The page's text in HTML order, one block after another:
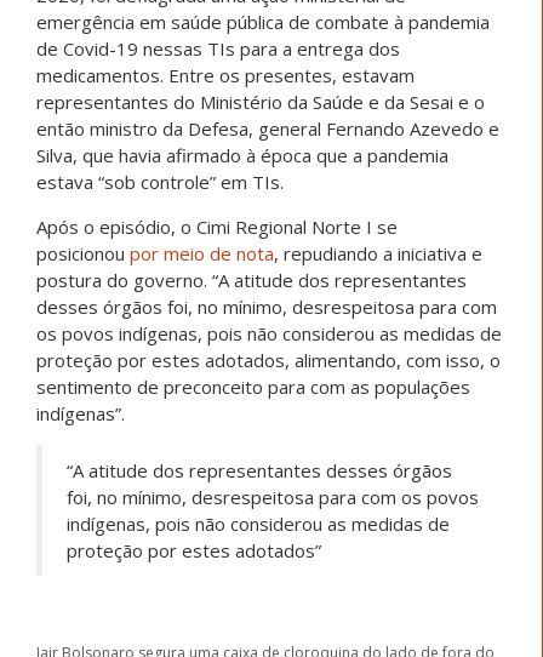
emergência em saúde pública de combate à pandemia
de Covid-19 nessas TIs para a entrega dos
medicamentos. Entre os presentes, estavam
representantes do Ministério da Saúde e da Sesai e o
então ministro da Defesa, general Fernando Azevedo e
Silva, que havia afirmado à época que a pandemia
estava “sob controle” em TIs.
Após o episódio, o Cimi Regional Norte I se
posicionou por meio de nota, repudiando a iniciativa e
postura do governo. “A atitude dos representantes
desses órgãos foi, no mínimo, desrespeitosa para com
os povos indígenas, pois não considerou as medidas de
proteção por estes adotados, alimentando, com isso, o
sentimento de preconceito para com as populações
indígenas”.
“A atitude dos representantes desses órgãos
foi, no mínimo, desrespeitosa para com os povos
indígenas, pois não considerou as medidas de
proteção por estes adotados”
Jair Bolsonaro segura uma caixa de cloroquina do lado de fora do